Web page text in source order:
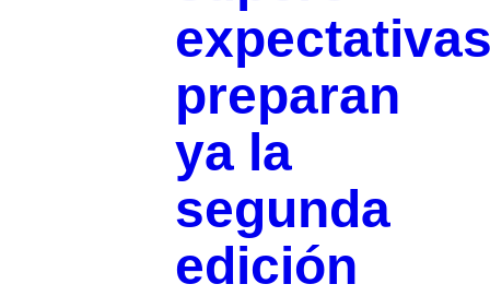
preparan
ya la
segunda
edición